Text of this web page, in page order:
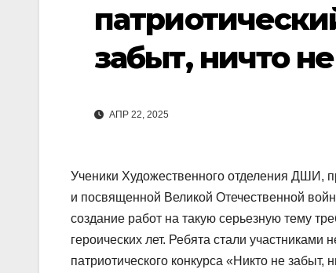
забыт, ничто
АПР 22, 2025
Ученики Художественного отделения ДШИ,
и посвященной Великой Отечественной
создание работ на такую серьезную тему
героических лет. Ребята стали
патриотического конкурса «Никто не